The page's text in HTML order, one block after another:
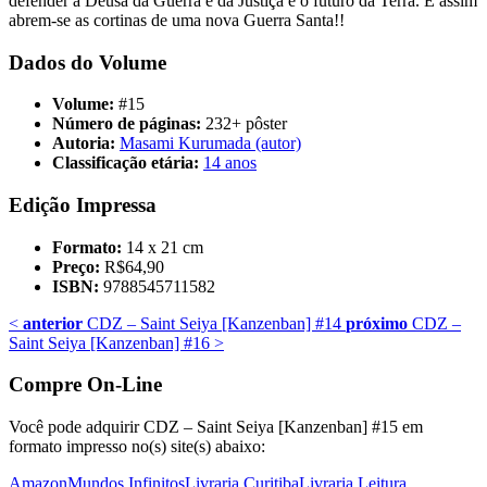
abrem-se as cortinas de uma nova Guerra Santa!!
Dados do Volume
Volume: #15
Número de páginas: 232+ pôster
Autoria: Masami Kurumada (autor)
Classificação etária: 14 anos
Edição Impressa
Formato: 14 x 21 cm
Preço: R$64,90
ISBN: 9788545711582
< anterior CDZ – Saint Seiya [Kanzenban] #14 próximo CDZ –
Saint Seiya [Kanzenban] #16 >
Compre On-Line
Você pode adquirir CDZ – Saint Seiya [Kanzenban] #15 em
formato impresso no(s) site(s) abaixo: